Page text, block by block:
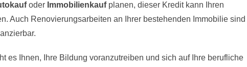
oder Immobilienkaufplanen, dieser Kredit kann Ihren
Auch Renovierungsarbeiten an Ihrer bestehenden Immobilie sind
es Ihnen, Ihre Bildung voranzutreiben und sich auf Ihre berufliche